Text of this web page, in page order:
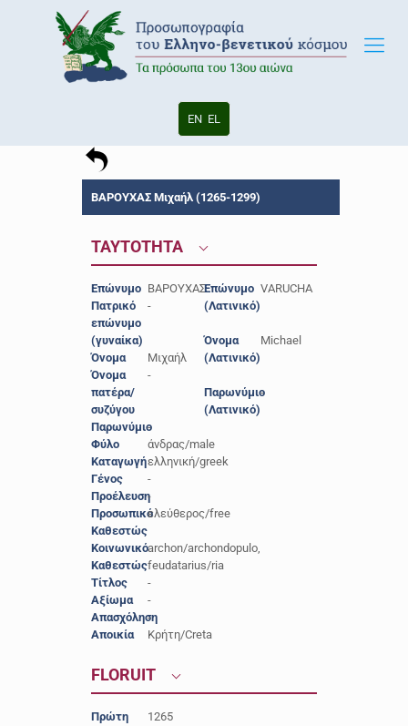
EN EL
ΒΑΡΟΥΧΑΣ Μιχαήλ (1265-1299)
ΤΑΥΤΟΤΗΤΑ
Επώνυμο ΒΑΡΟΥΧΑΣ
Πατρικό
επώνυμο
(γυναίκα)
-
Όνομα
Μιχαήλ
Όνομα
πατέρα/
συζύγου
-
Παρωνύμιο
-
Φύλο
άνδρας/male
Καταγωγήελληνική/greek
Γένος
-
Προέλευση-
Προσωπικό
Καθεστώς
ελεύθερος/free
Κοινωνικό
Καθεστώς
archon/archondopulo,
feudatarius/ria
Τίτλος
-
Αξίωμα
-
Απασχόληση
-
Αποικία
Κρήτη/Creta
Επώνυμο
(Λατινικό)
VARUCHA
Όνομα
(Λατινικό)
Michael
Παρωνύμιο
(Λατινικό)
-
FLORUIT
Πρώτη
1265